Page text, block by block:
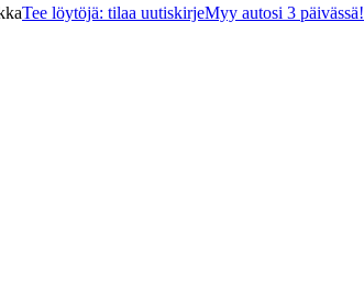
Tee löytöjä: tilaa uutiskirjeMyy autosi 3 päivässä!